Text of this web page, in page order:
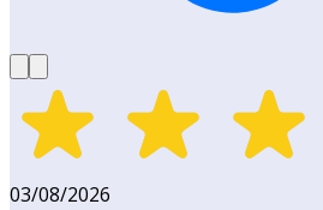
03/08/2026